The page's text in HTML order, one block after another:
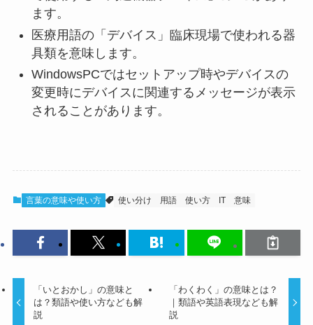
ます。
医療用語の「デバイス」臨床現場で使われる器
具類を意味します。
WindowsPCではセットアップ時やデバイスの
変更時にデバイスに関連するメッセージが表示
されることがあります。
言葉の意味や使い方 使い分け 用語 使い方 IT 意味
「いとおかし」の意味と
は？類語や使い方なども解
説
「わくわく」の意味とは？
｜類語や英語表現なども解
説